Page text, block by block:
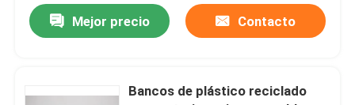
Mejor precio Contacto
Bancos de plástico reciclado